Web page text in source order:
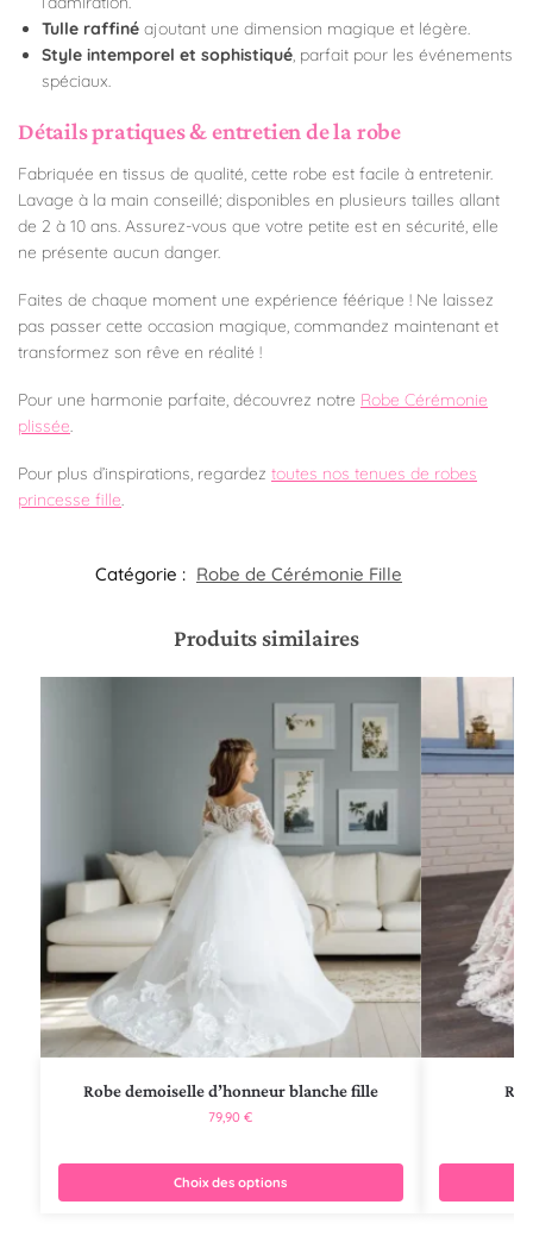
Tulle raffiné ajoutant une dimension magique et légère.
Style intemporel et sophistiqué, parfait pour les événements
spéciaux.
Détails pratiques & entretien de la robe
Fabriquée en tissus de qualité, cette robe est facile à entretenir.
Lavage à la main conseillé; disponibles en plusieurs tailles allant
de 2 à 10 ans. Assurez-vous que votre petite est en sécurité, elle
ne présente aucun danger.
Faites de chaque moment une expérience féérique ! Ne laissez
pas passer cette occasion magique, commandez maintenant et
transformez son rêve en réalité !
Pour une harmonie parfaite, découvrez notre Robe Cérémonie
plissée.
Pour plus d’inspirations, regardez toutes nos tenues de robes
princesse fille.
Catégorie : Robe de Cérémonie Fille​
Produits similaires
Robe demoiselle d’honneur blanche fille
79,90€
Choix des options